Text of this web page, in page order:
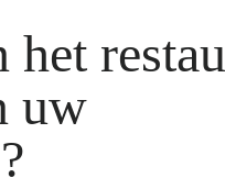
het
uw